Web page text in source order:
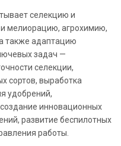
селекцию и
мелиорацию, агрохимию,
также адаптацию
задач —
селекции,
сортов, выработка
удобрений,
инновационных
развитие беспилотных
работы.